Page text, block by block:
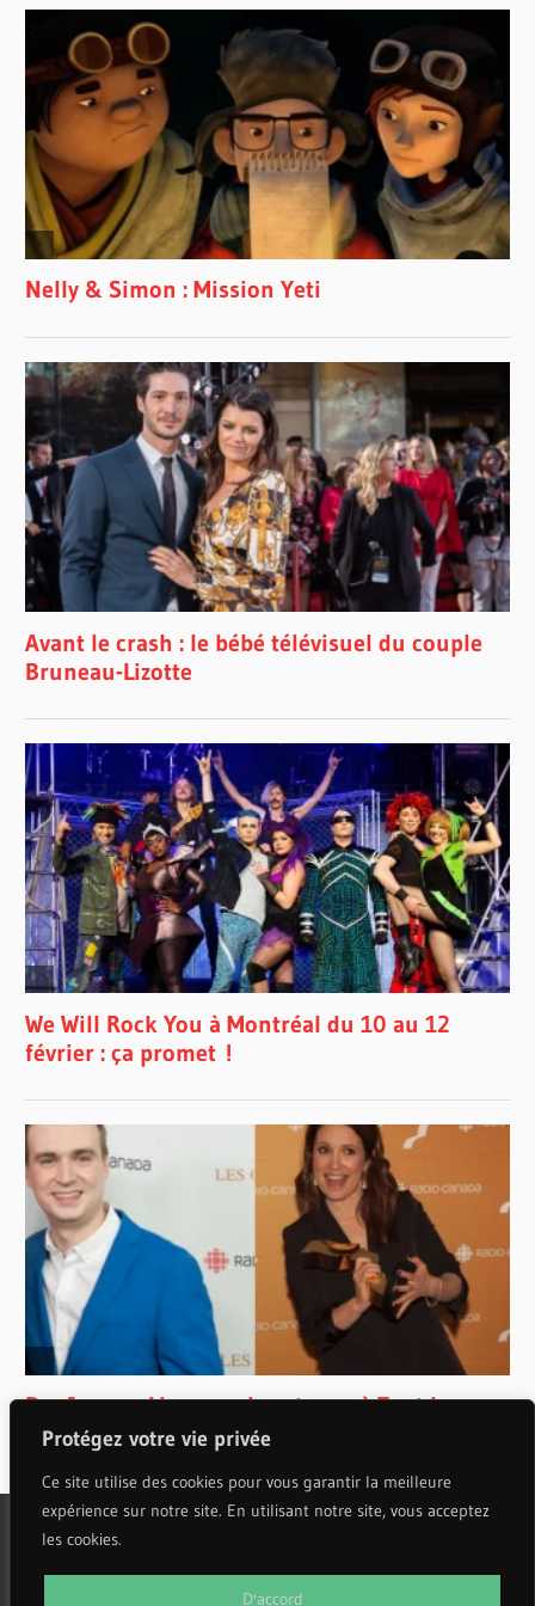
Protégez votre vie privée
Ce site utilise des cookies pour vous garantir la meilleure
expérience sur notre site. En utilisant notre site, vous acceptez
les cookies.
D'accord
WordPress Theme: Wellington by ThemeZee.